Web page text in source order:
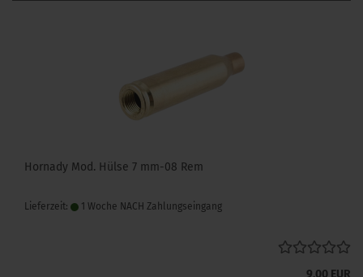
Hornady Mod. Hülse 7 mm-08 Rem
Lieferzeit: 1 Woche NACH Zahlungseingang
9,00 EUR